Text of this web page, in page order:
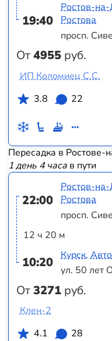
19:40
От4955 руб.
Ростов-
Ростова
просп.
ИП Коломиец С.С.
3.8
22
Пересадка в Ростове-
1 день 4 часав пути
22:00
12 ч 20 м
10:20
От3271 руб.
Ростов-
Ростова
просп.
Курск,
ул. 50 лет
Клен-2
4.1
28